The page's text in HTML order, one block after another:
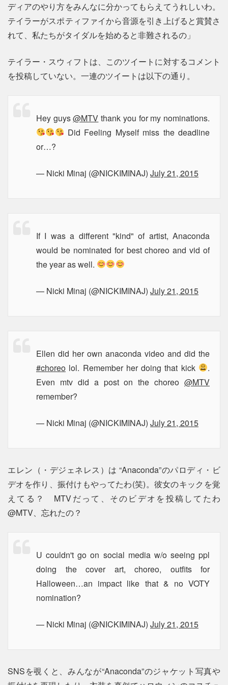
ディアのやり方をみんなに分かってもらえてうれしいわ。
テイラーがスポティファイから音源を引き上げると賞賛さ
れて、私たちがタイダルを始めると非難されるの」
テイラー・スウィフトは、このツイートに対するコメント
を投稿していない。一連のツイートは以下の通り。
Hey guys@MTV thank you for my nominations.
Did Feeling Myself miss the deadline
or…?
— Nicki Minaj (@NICKIMINAJ) July 21, 2015
If I was a different "kind" of artist, Anaconda
would be nominated for best choreo and vid of
the year as well.
— Nicki Minaj (@NICKIMINAJ) July 21, 2015
Ellen did her own anaconda video and did the
#choreo lol. Remember her doing that kick
.
Even mtv did a post on the choreo @MTV
remember?
— Nicki Minaj (@NICKIMINAJ) July 21, 2015
エレン（・デジェネレス）は “Anaconda”のパロディ・ビ
デオを作り、振付けもやってたわ(笑)。彼女のキックを覚
えてる？ MTVだって、そのビデオを投稿してたわ
@MTV、忘れたの？
U couldn't go on social media w/o seeing ppl
doing the cover art, choreo, outfits for
Halloween…an impact like that & no VOTY
nomination?
— Nicki Minaj (@NICKIMINAJ) July 21, 2015
SNSを覗くと、みんなが“Anaconda”のジャケット写真や